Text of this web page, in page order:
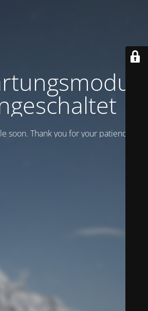
soon. Thank you for your patience!